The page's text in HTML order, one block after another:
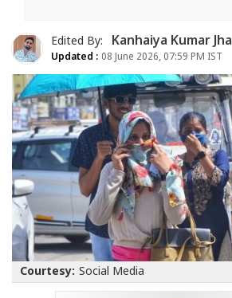
Edited By: Kanhaiya Kumar Jha
Updated : 08 June 2026, 07:59 PM IST
Courtesy: Social Media